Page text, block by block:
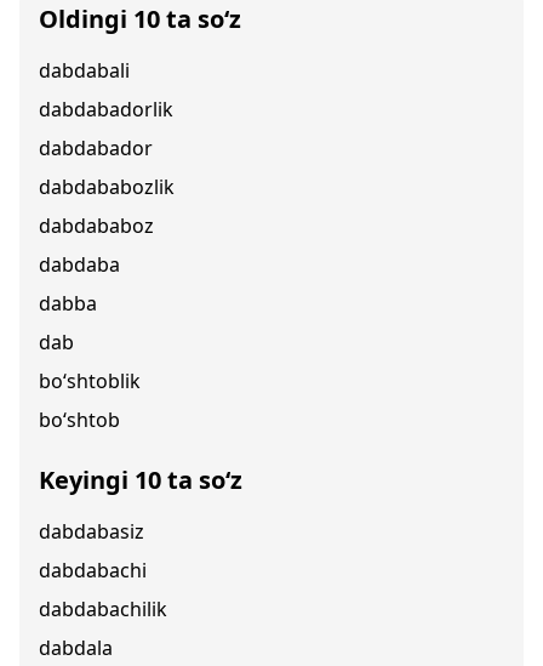
Oldingi 10 ta so‘z
dabdabali
dabdabadorlik
dabdabador
dabdababozlik
dabdababoz
dabdaba
dabba
dab
bo‘shtoblik
bo‘shtob
Keyingi 10 ta so‘z
dabdabasiz
dabdabachi
dabdabachilik
dabdala